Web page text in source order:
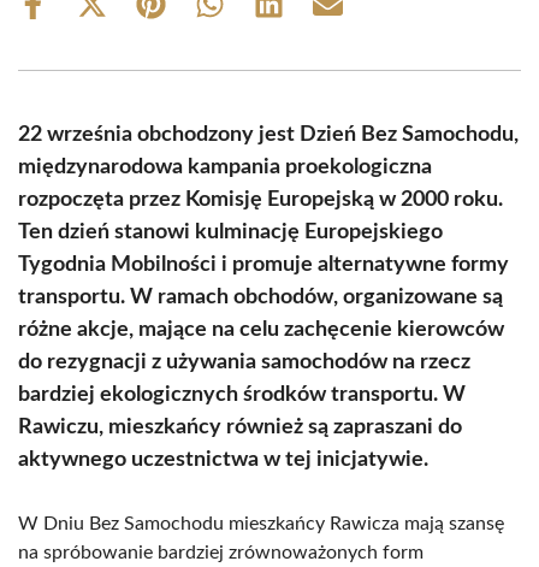
Share
Share
(Twitter)
Share Share Share Share
22 września obchodzony jest Dzień Bez Samochodu,
międzynarodowa kampania proekologiczna
rozpoczęta przez Komisję Europejską w 2000 roku.
Ten dzień stanowi kulminację Europejskiego
Tygodnia Mobilności i promuje alternatywne formy
transportu. W ramach obchodów, organizowane są
różne akcje, mające na celu zachęcenie kierowców
do rezygnacji z używania samochodów na rzecz
bardziej ekologicznych środków transportu. W
Rawiczu, mieszkańcy również są zapraszani do
aktywnego uczestnictwa w tej inicjatywie.
W Dniu Bez Samochodu mieszkańcy Rawicza mają szansę
na spróbowanie bardziej zrównoważonych form